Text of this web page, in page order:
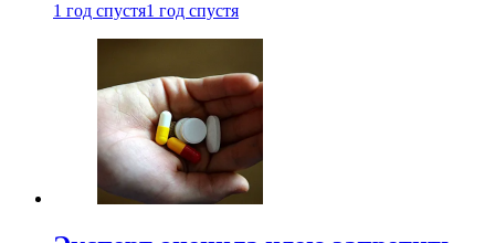
1 год спустя1 год спустя